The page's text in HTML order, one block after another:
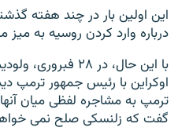
این اولین بار در چند هفته
درباره وارد کردن روسیه به
با این حال، در ۲۸
اوکراین با رئیس جمهور ترمپ
ترمپ به مشاجره لفظی میان
گفت که زلنسکی صلح نمی